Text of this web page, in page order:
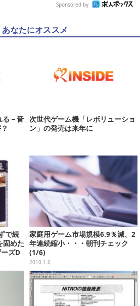
Sponsored by
なたにオススメ
る－音
次世代ゲーム機「レボリューショ
ン」の発売は来年に
で続
固めた
ズD
家庭用ゲーム市場規模6.9％減、2
年連続縮小・・・朝刊チェック
(1/6)
2010.1.6